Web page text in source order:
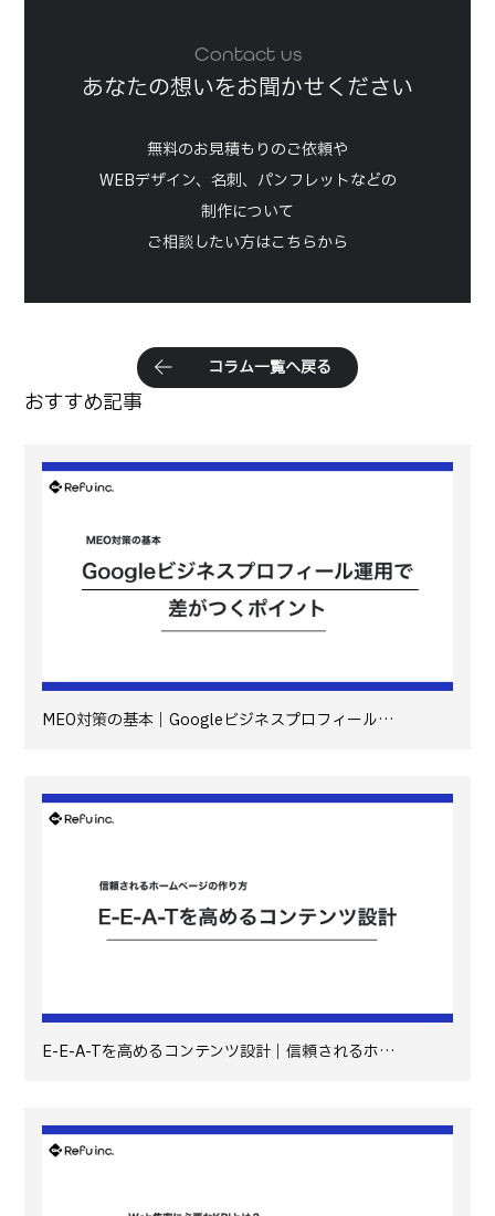
Contact us
あなたの想いをお聞かせください
無料のお見積もりのご依頼や
WEBデザイン、名刺、パンフレットなどの
制作について
ご相談したい方はこちらから
コラム一覧へ戻る
おすすめ記事
MEO対策の基本｜Googleビジネスプロフィール…
E-E-A-Tを高めるコンテンツ設計｜信頼されるホ…